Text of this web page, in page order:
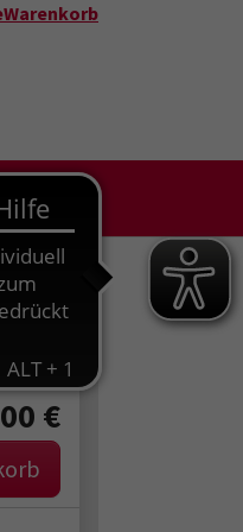
Warenkorb
€